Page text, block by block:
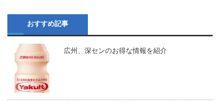
おすすめ記事
広州、深センのお得な情報を紹介